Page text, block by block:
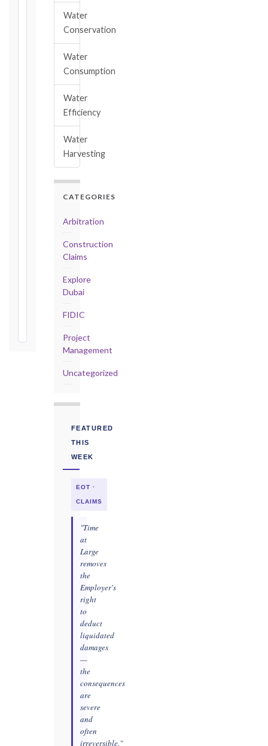
Detailed
Claim:
Unforeseeable
Conditions
(Cl. 4.12):
Notice
soon
Notification
Period:
Taking-
Certificate
Water
Conservation
Water
Consumption
Water
Efficiency
Water
Harvesting
CATEGORIES
Arbitration
Construction
Claims
Explore
Dubai
FIDIC
Project
Management
Uncategorized
FEATURED
THIS
WEEK
EOT ·
CLAIMS
"Time
at
Large
removes
the
Employer's
right
to
deduct
liquidated
damages
—
the
consequences
are
severe
and
often
irreversible."